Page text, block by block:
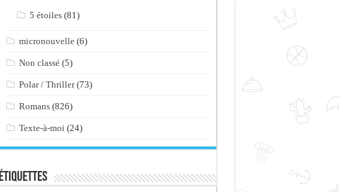
5 étoiles (81)
micronouvelle (6)
Non classé (5)
Polar / Thriller(73)
Romans (826)
Texte-à-moi (24)
Étiquettes